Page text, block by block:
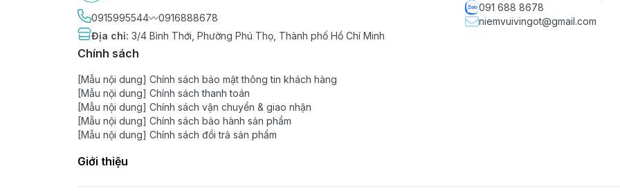
0915995544〰️0916888678
Địa chỉ: 3/4 Bình Thới, Phường Phú Thọ, Thành phố Hồ Chí Minh
091 688 8678
niemvuivingot@gmail.com
Chính sách
[Mẫu nội dung] Chính sách bảo mật thông tin khách hàng
[Mẫu nội dung] Chính sách thanh toán
[Mẫu nội dung] Chính sách vận chuyển & giao nhận
[Mẫu nội dung] Chính sách bảo hành sản phẩm
[Mẫu nội dung] Chính sách đổi trả sản phẩm
Giới thiệu